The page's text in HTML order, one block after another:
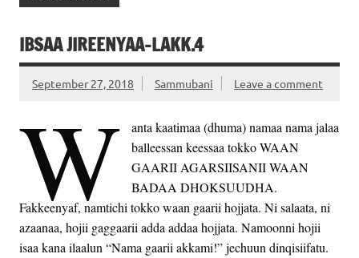
IBSAA JIREENYAA-LAKK.4
September 27, 2018 Sammubani Leave a comment
W
anta kaatimaa (dhuma) namaa nama jalaa
balleessan keessaa tokko WAAN
GAARII AGARSIISANII WAAN
BADAA DHOKSUUDHA.
Fakkeenyaf, namtichi tokko waan gaarii hojjata. Ni salaata, ni
azaanaa, hojii gaggaarii adda addaa hojjata. Namoonni hojii
isaa kana ilaalun “Nama gaarii akkami!” jechuun dinqisiifatu.